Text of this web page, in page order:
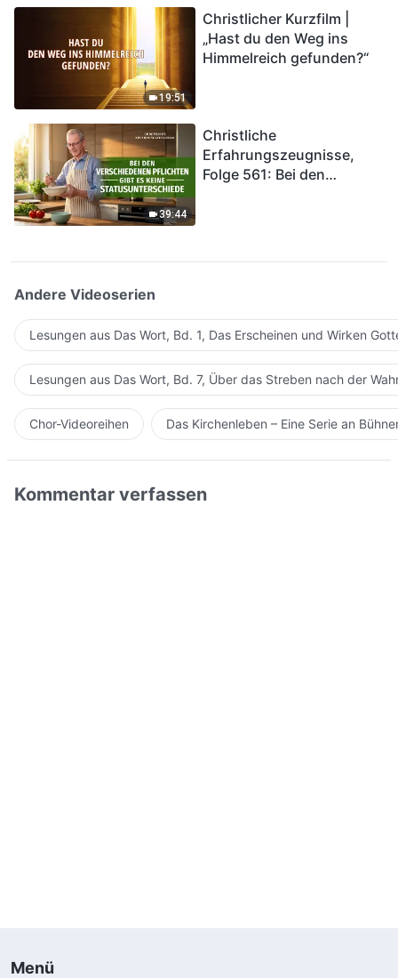
in das Königreich Gottes
eintreten?
19:51
Christlicher Kurzfilm |
„Hast du den Weg ins
Himmelreich gefunden?“
39:44
Christliche
Erfahrungszeugnisse,
Folge 561: Bei den
Andere Videoserien
Lesungen aus Das Wort, Bd. 1, Das Erscheinen und Wirken
Lesungen aus Das Wort, Bd. 7, Über das Streben nach der
Chor-Videoreihen Das Kirchenleben – Eine Serie an
Kommentar verfassen
Menü